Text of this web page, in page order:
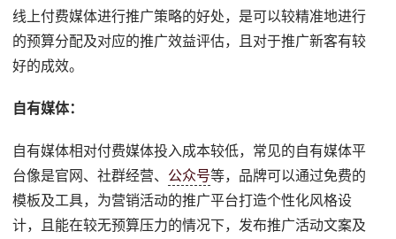
线上付费媒体进行推广策略的好处，是可以较精准地进行
的预算分配及对应的推广效益评估，且对于推广新客有较
好的成效。
自有媒体：
自有媒体相对付费媒体投入成本较低，常见的自有媒体平
台像是官网、社群经营、 公众号等，品牌可以通过免费的
模板及工具，为营销活动的推广平台打造个性化风格设
计，且能在较无预算压力的情况下，发布推广活动文案及